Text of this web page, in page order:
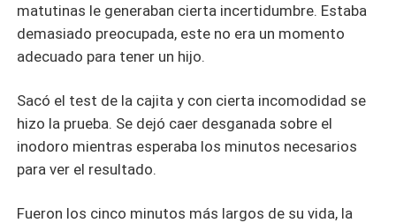
matutinas le generaban cierta incertidumbre. Estaba
demasiado preocupada, este no era un momento
adecuado para tener un hijo.
Sacó el test de la cajita y con cierta incomodidad se
hizo la prueba. Se dejó caer desganada sobre el
inodoro mientras esperaba los minutos necesarios
para ver el resultado.
Fueron los cinco minutos más largos de su vida, la